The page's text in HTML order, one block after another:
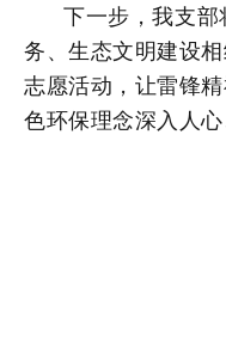
下一步，我支部
务、生态文明建设
志愿活动，让雷锋
色环保理念深入人心